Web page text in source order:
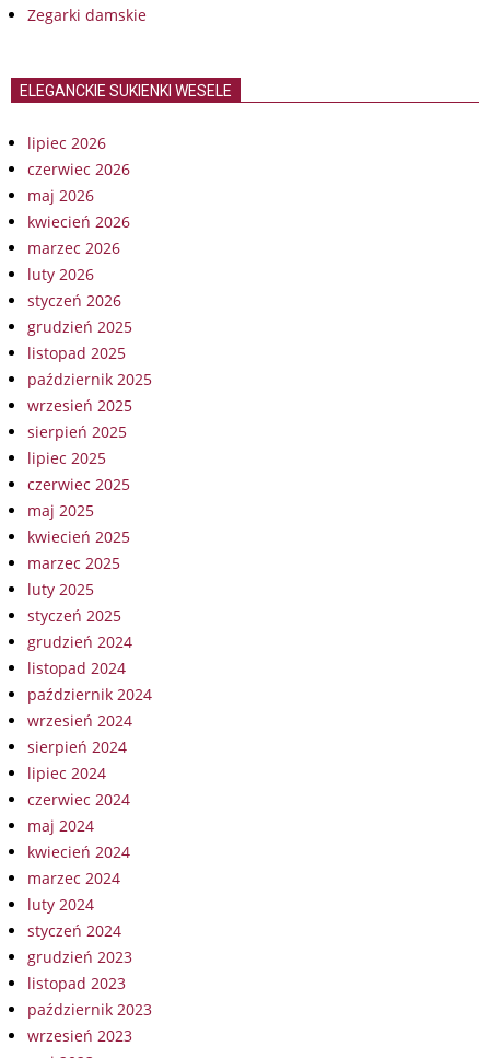
Zegarki damskie
ELEGANCKIE SUKIENKI WESELE
lipiec 2026
czerwiec 2026
maj 2026
kwiecień 2026
marzec 2026
luty 2026
styczeń 2026
grudzień 2025
listopad 2025
październik 2025
wrzesień 2025
sierpień 2025
lipiec 2025
czerwiec 2025
maj 2025
kwiecień 2025
marzec 2025
luty 2025
styczeń 2025
grudzień 2024
listopad 2024
październik 2024
wrzesień 2024
sierpień 2024
lipiec 2024
czerwiec 2024
maj 2024
kwiecień 2024
marzec 2024
luty 2024
styczeń 2024
grudzień 2023
listopad 2023
październik 2023
wrzesień 2023